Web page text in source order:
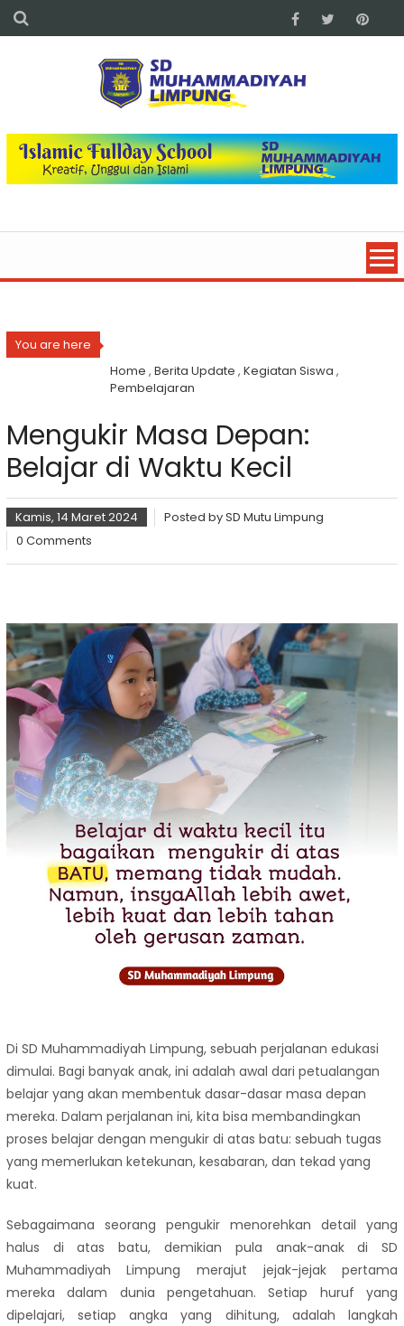
You are here
Home ,Berita Update ,Kegiatan Siswa ,
Pembelajaran
Mengukir Masa Depan:
Belajar di Waktu Kecil
Kamis, 14 Maret 2024 Posted bySD Mutu Limpung
0 Comments
Di SD Muhammadiyah Limpung, sebuah perjalanan edukasi
dimulai. Bagi banyak anak, ini adalah awal dari petualangan
belajar yang akan membentuk dasar-dasar masa depan
mereka. Dalam perjalanan ini, kita bisa membandingkan
proses belajar dengan mengukir di atas batu: sebuah tugas
yang memerlukan ketekunan, kesabaran, dan tekad yang
kuat.
Sebagaimana seorang pengukir menorehkan detail yang
halus di atas batu, demikian pula anak-anak di SD
Muhammadiyah Limpung merajut jejak-jejak pertama
mereka dalam dunia pengetahuan. Setiap huruf yang
dipelajari, setiap angka yang dihitung, adalah langkah